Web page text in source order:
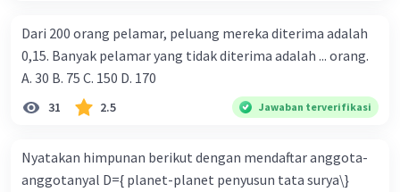
Dari 200 orang pelamar, peluang mereka diterima adalah
0,15. Banyak pelamar yang tidak diterima adalah ... orang.
A. 30 B. 75 C. 150 D. 170
31 2.5 Jawaban terverifikasi
Nyatakan himpunan berikut dengan mendaftar anggota-
anggotanyal D={ planet-planet penyusun tata surya\}